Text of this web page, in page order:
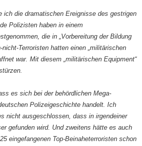
die dramatischen Ereignisse des gestrigen
Polizisten haben in einem
die in „Vorbereitung der Bildung
Terroristen hatten einen „militärischen
war. Mit diesem „militärischen Equipment“
es sich bei der behördlichen Mega-
Polizeigeschichte handelt. Ich
nicht ausgeschlossen, dass in irgendeiner
gefunden wird. Und zweitens hätte es auch
eingefangenen Top-Beinaheterroristen schon